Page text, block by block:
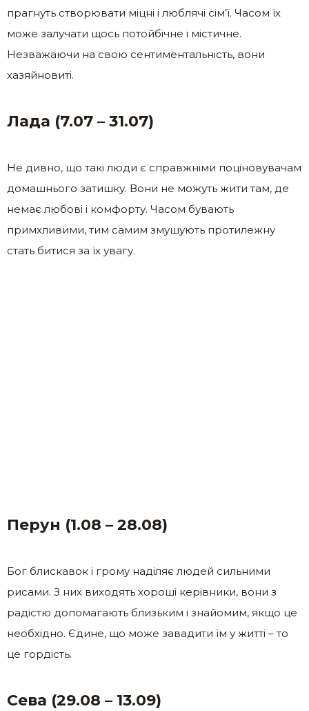
прагнуть створювати міцні і люблячі сім’ї. Часом їх
може залучати щось потойбічне і містичне.
Незважаючи на свою сентиментальність, вони
хазяйновиті.
Лада (7.07 – 31.07)
Не дивно, що такі люди є справжніми поціновувачам
домашнього затишку. Вони не можуть жити там, де
немає любові і комфорту. Часом бувають
примхливими, тим самим змушують протилежну
стать битися за їх увагу.
Перун (1.08 – 28.08)
Бог блискавок і грому наділяє людей сильними
рисами. З них виходять хороші керівники, вони з
радістю допомагають близьким і знайомим, якщо це
необхідно. Єдине, що може завадити їм у житті – то
це гордість.
Сева (29.08 – 13.09)